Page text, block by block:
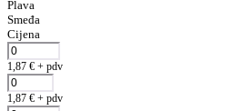
Plava
Smeđa
Cijena
1,87 € + pdv
1,87 € + pdv